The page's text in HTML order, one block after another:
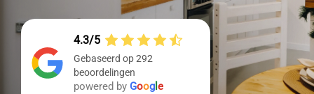
4.3
Gebaseerd op 292
beoordelingen
powered by Googl e